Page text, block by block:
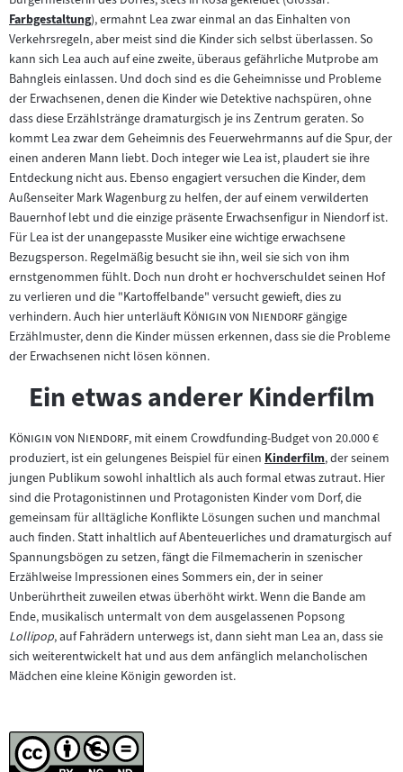
Inhalt:
Zum
Inhalt:
Farbgestaltung), ermahnt Lea zwar einmal an das Einhalten von
Verkehrsregeln, aber meist sind die Kinder sich selbst überlassen. So
kann sich Lea auch auf eine zweite, überaus gefährliche Mutprobe am
Bahngleis einlassen. Und doch sind es die Geheimnisse und Probleme
der Erwachsenen, denen die Kinder wie Detektive nachspüren, ohne
dass diese Erzählstränge dramaturgisch je ins Zentrum geraten. So
kommt Lea zwar dem Geheimnis des Feuerwehrmanns auf die Spur, der
einen anderen Mann liebt. Doch integer wie Lea ist, plaudert sie ihre
Entdeckung nicht aus. Ebenso engagiert versuchen die Kinder, dem
Außenseiter Mark Wagenburg zu helfen, der auf einem verwilderten
Bauernhof lebt und die einzige präsente Erwachsenfigur in Niendorf ist.
Für Lea ist der unangepasste Musiker eine wichtige erwachsene
Bezugsperson. Regelmäßig besucht sie ihn, weil sie sich von ihm
ernstgenommen fühlt. Doch nun droht er hochverschuldet seinen Hof
zu verlieren und die "Kartoffelbande" versucht gewieft, dies zu
verhindern. Auch hier unterläuft "Königin von Niendorf"gängige
Erzählmuster, denn die Kinder müssen erkennen, dass sie die Probleme
der Erwachsenen nicht lösen können.
Ein etwas anderer Kinderfilm
"Königin von Niendorf", mit einem Crowdfunding-Budget von 20.000 €
produziert, ist ein gelungenes Beispiel für einen Zum
Inhalt:
Kinderfilm, der seinem
jungen Publikum sowohl inhaltlich als auch formal etwas zutraut. Hier
sind die Protagonistinnen und Protagonisten Kinder vom Dorf, die
gemeinsam für alltägliche Konflikte Lösungen suchen und manchmal
auch finden. Statt inhaltlich auf Abenteuerliches und dramaturgisch auf
Spannungsbögen zu setzen, fängt die Filmemacherin in szenischer
Erzählweise Impressionen eines Sommers ein, der in seiner
Unberührtheit zuweilen etwas überhöht wirkt. Wenn die Bande am
Ende, musikalisch untermalt von dem ausgelassenen Popsong
Lollipop, auf Fahrädern unterwegs ist, dann sieht man Lea an, dass sie
sich weiterentwickelt hat und aus dem anfänglich melancholischen
Mädchen eine kleine Königin geworden ist.